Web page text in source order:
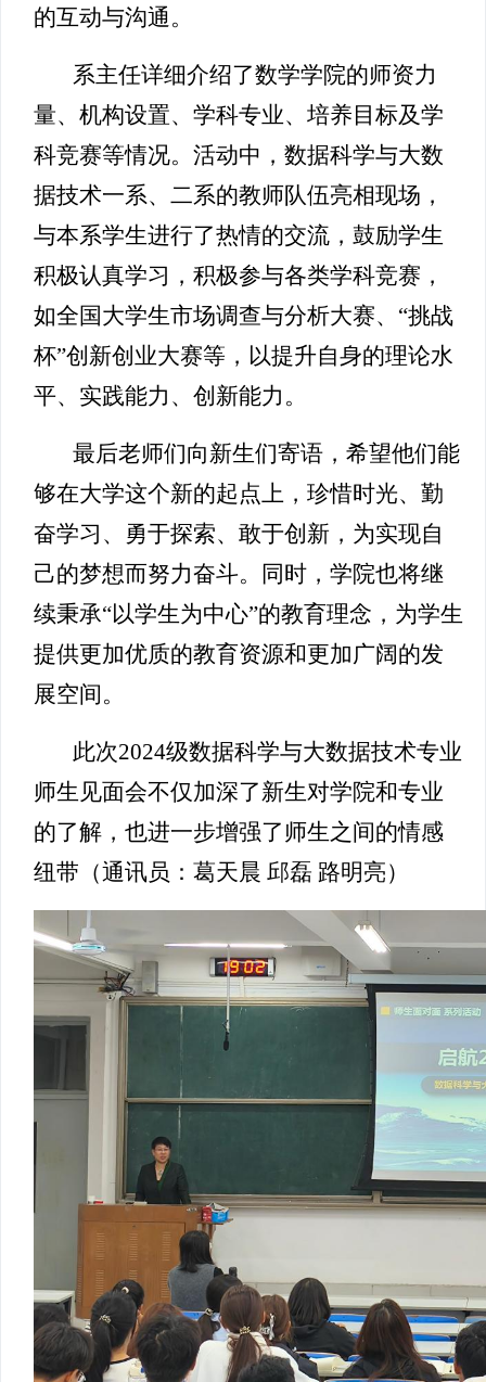
的互动与沟通。
系主任详细介绍了数学学院的师资力
量、机构设置、学科专业、培养目标及学
科竞赛等情况。活动中，数据科学与大数
据技术一系、二系的教师队伍亮相现场，
与本系学生进行了热情的交流，鼓励学生
积极认真学习，积极参与各类学科竞赛，
如全国大学生市场调查与分析大赛、“挑战
杯”创新创业大赛等，以提升自身的理论水
平、实践能力、创新能力。
最后老师们向新生们寄语，希望他们能
够在大学这个新的起点上，珍惜时光、勤
奋学习、勇于探索、敢于创新，为实现自
己的梦想而努力奋斗。同时，学院也将继
续秉承“以学生为中心”的教育理念，为学生
提供更加优质的教育资源和更加广阔的发
展空间。
此次2024级数据科学与大数据技术专业
师生见面会不仅加深了新生对学院和专业
的了解，也进一步增强了师生之间的情感
纽带（通讯员：葛天晨 邱磊 路明亮）